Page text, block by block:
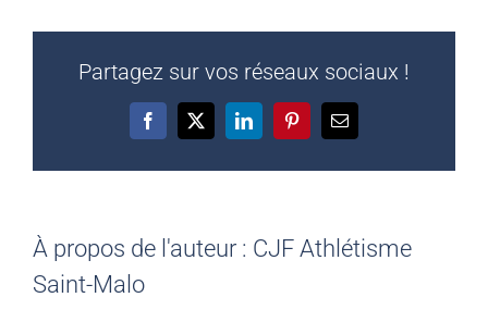
Partagez sur vos réseaux sociaux !
Facebook
X LinkedInPinterestEmail
À propos de l'auteur : CJF Athlétisme
Saint-Malo